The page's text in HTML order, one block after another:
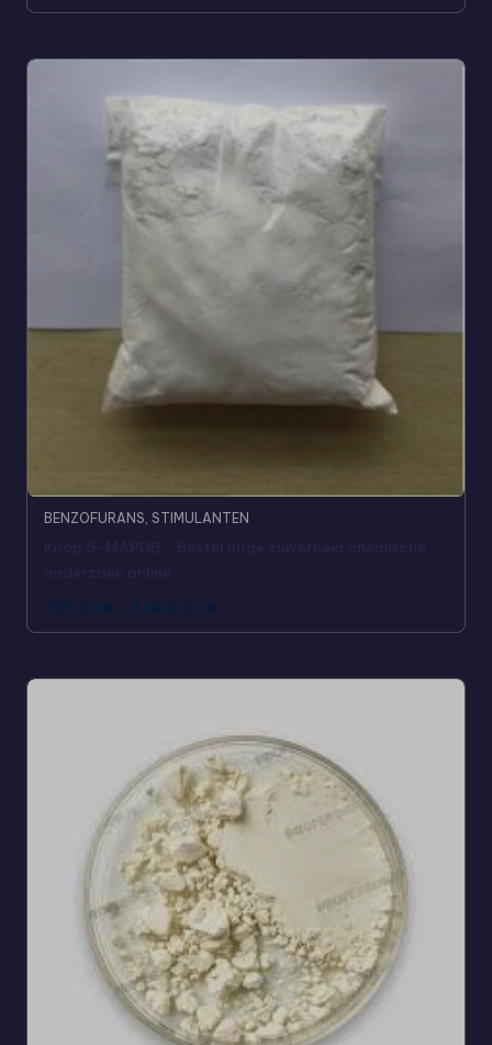
BENZOFURANS,STIMULANTEN
325,00 € - 3.000,00 €